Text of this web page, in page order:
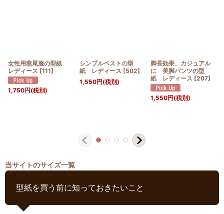
女性用燕尾服の型紙
レディース [111]
1,750円(税別)
シンプルベストの型
紙 レディース [502]
1,550円(税別)
脚長効果、カジュアル
に 美脚パンツの型
紙 レディース [207]
1,550円(税別)
当サイトのサイズ一覧
型紙を買う前に知っておきたいこと